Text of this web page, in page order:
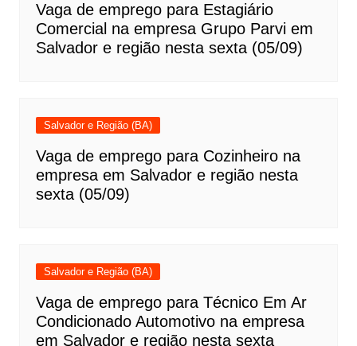
Vaga de emprego para Estagiário
Comercial na empresa Grupo Parvi em
Salvador e região nesta sexta (05/09)
Salvador e Região (BA)
Vaga de emprego para Cozinheiro na
empresa em Salvador e região nesta
sexta (05/09)
Salvador e Região (BA)
Vaga de emprego para Técnico Em Ar
Condicionado Automotivo na empresa
em Salvador e região nesta sexta